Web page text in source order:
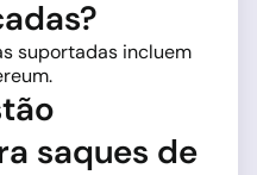
suportadas incluem
saques de